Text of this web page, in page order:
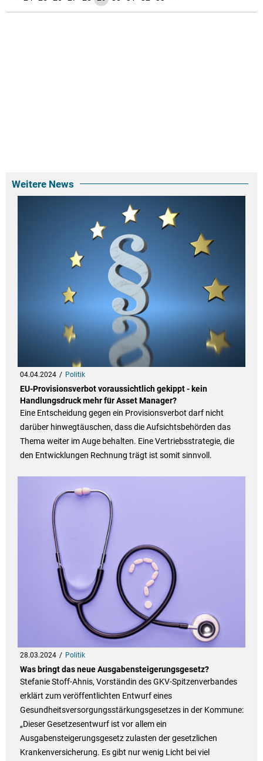
Weitere News
04.04.2024 Politik
EU-Provisionsverbot voraussichtlich gekippt - kein
Handlungsdruck mehr für Asset Manager?
Eine Entscheidung gegen ein Provisionsverbot darf nicht
darüber hinwegtäuschen, dass die Aufsichtsbehörden das
Thema weiter im Auge behalten. Eine Vertriebsstrategie, die
den Entwicklungen Rechnung trägt ist somit sinnvoll.
28.03.2024 Politik
Was bringt das neue Ausgabensteigerungsgesetz?
Stefanie Stoff-Ahnis, Vorständin des GKV-Spitzenverbandes
erklärt zum veröffentlichten Entwurf eines
Gesundheitsversorgungsstärkungsgesetzes in der Kommune:
„Dieser Gesetzesentwurf ist vor allem ein
Ausgabensteigerungsgesetz zulasten der gesetzlichen
Krankenversicherung. Es gibt nur wenig Licht bei viel